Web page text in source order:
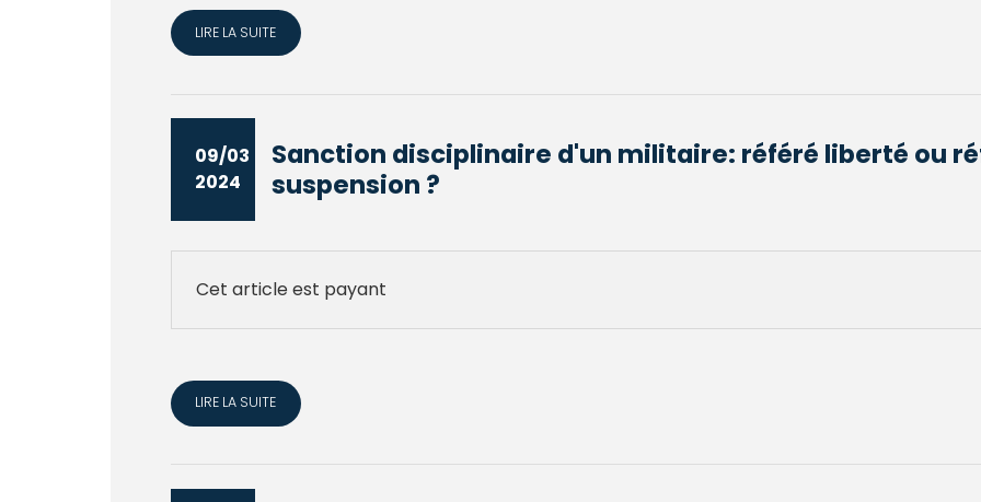
LIRE LA SUITE
09/03
2024
Sanction disciplinaire d'un militaire: référé liberté ou
suspension ?
Cet article est payant
LIRE LA SUITE